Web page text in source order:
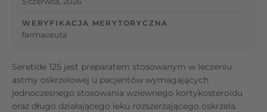
WERYFIKACJA MERYTORYCZNA
farmaceuta
Seretide 125 jest preparatem stosowanym w leczeniu
astmy oskrzelowej u pacjentów wymagających
jednoczesnego stosowania wziewnego kortykosteroidu
oraz długo działającego leku rozszerzającego oskrzela.